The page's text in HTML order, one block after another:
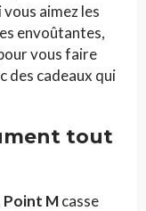
aimez les
envoûtantes,
vous faire
des cadeaux qui
tout
Point Mcasse